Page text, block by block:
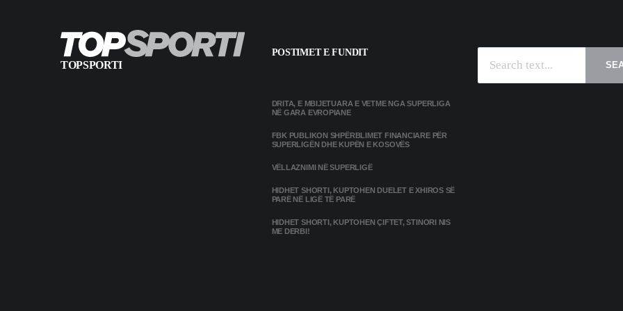
TOPSPORTI
POSTIMET E FUNDIT
DRITA, E MBIJETUARA E VETME NGA SUPERLIGA
NË GARA EVROPIANE
FBK PUBLIKON SHPËRBLIMET FINANCIARE PËR
SUPERLIGËN DHE KUPËN E KOSOVËS
VËLLAZNIMI NË SUPERLIGË
HIDHET SHORTI, KUPTOHEN DUELET E XHIROS SË
PARË NË LIGË TË PARË
HIDHET SHORTI, KUPTOHEN ÇIFTET, STINORI NIS
ME DERBI!